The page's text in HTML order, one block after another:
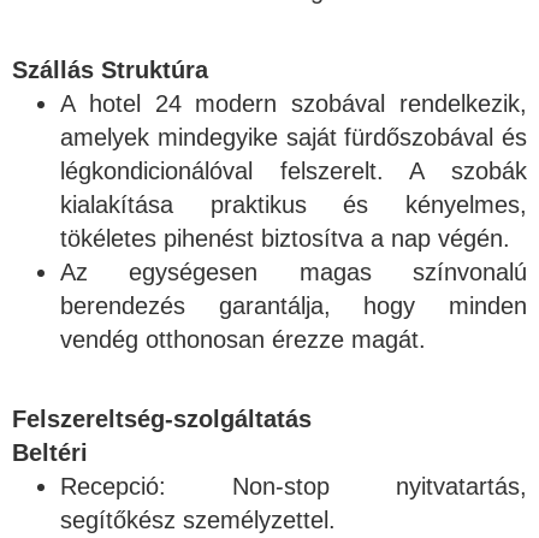
Szállás Struktúra
A hotel 24 modern szobával rendelkezik,
amelyek mindegyike saját fürdőszobával és
légkondicionálóval felszerelt. A szobák
kialakítása praktikus és kényelmes,
tökéletes pihenést biztosítva a nap végén.
Az egységesen magas színvonalú
berendezés garantálja, hogy minden
vendég otthonosan érezze magát.
Felszereltség-szolgáltatás
Beltéri
Recepció: Non-stop nyitvatartás,
segítőkész személyzettel.